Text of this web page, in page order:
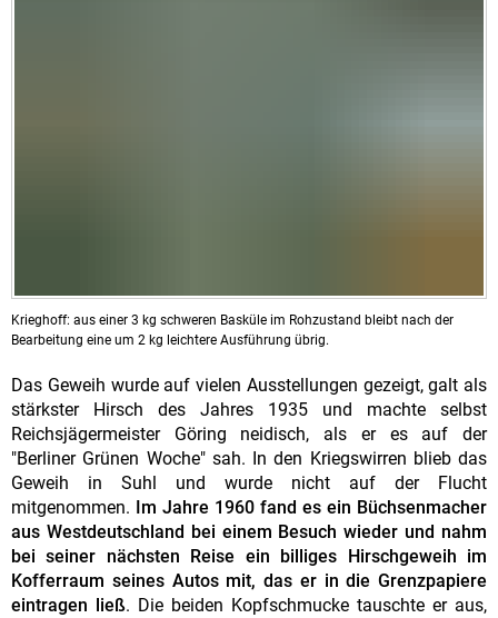
Krieghoff: aus einer 3 kg schweren Basküle im Rohzustand bleibt nach der
Bearbeitung eine um 2 kg leichtere Ausführung übrig.
Das Geweih wurde auf vielen Ausstellungen gezeigt, galt als
stärkster Hirsch des Jahres 1935 und machte selbst
Reichsjägermeister Göring neidisch, als er es auf der
"Berliner Grünen Woche" sah. In den Kriegswirren blieb das
Geweih in Suhl und wurde nicht auf der Flucht
mitgenommen.
Im Jahre 1960 fand es ein Büchsenmacher
aus Westdeutschland bei einem Besuch wieder und nahm
bei seiner nächsten Reise ein billiges Hirschgeweih im
Kofferraum seines Autos mit, das er in die Grenzpapiere
eintragen ließ. Die beiden Kopfschmucke tauschte er aus,